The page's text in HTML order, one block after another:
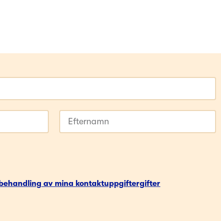
av mina kontaktuppgiftergifter